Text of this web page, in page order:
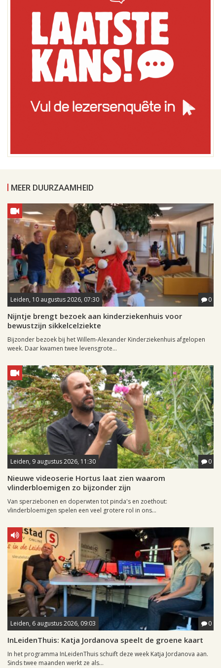
MEER DUURZAAMHEID
Leiden, 10 augustus 2026, 07:30 0
Nijntje brengt bezoek aan kinderziekenhuis voor
bewustzijn sikkelcelziekte
Bijzonder bezoek bij het Willem-Alexander Kinderziekenhuis afgelopen
week. Daar kwamen twee levensgrote...
Leiden, 9 augustus 2026, 11:30 0
Nieuwe videoserie Hortus laat zien waarom
vlinderbloemigen zo bijzonder zijn
Van sperziebonen en doperwten tot pinda's en zoethout:
vlinderbloemigen spelen een veel grotere rol in ons...
Leiden, 6 augustus 2026, 09:03 0
InLeidenThuis: Katja Jordanova speelt de groene kaart
In het programma InLeidenThuis schuift deze week Katja Jordanova aan.
Sinds twee maanden werkt ze als...